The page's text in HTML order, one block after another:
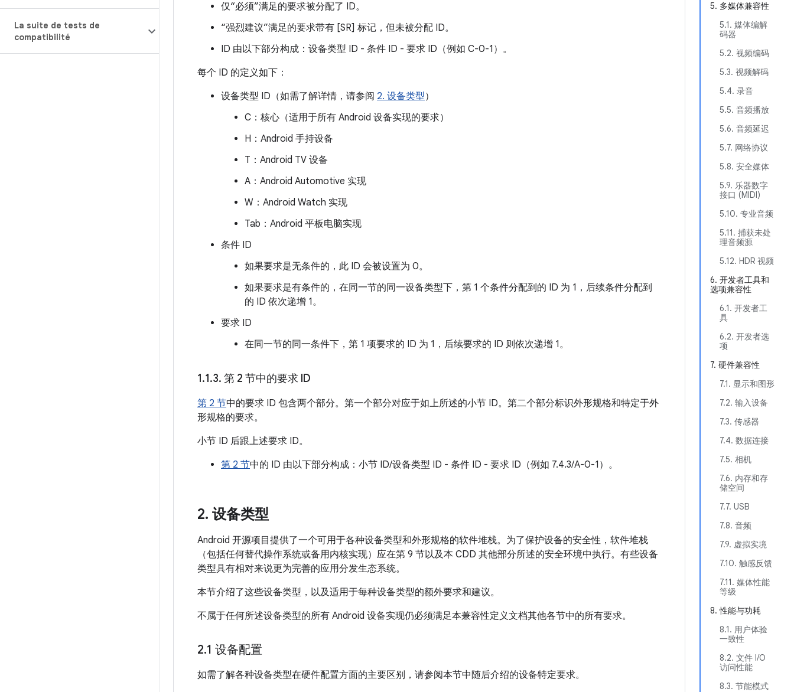
La suite de tests de
compatibilité
5. 多媒体兼容性
5.1. 媒体编解
码器
5.2. 视频编码
5.3. 视频解码
5.4. 录音
5.5. 音频播放
5.6. 音频延迟
5.7. 网络协议
5.8. 安全媒体
5.9. 乐器数字
接口 (MIDI)
5.10. 专业音频
5.11. 捕获未处
理音频源
5.12. HDR 视频
6. 开发者工具和
选项兼容性
6.1. 开发者工
具
6.2. 开发者选
项
7. 硬件兼容性
7.1. 显示和图形
7.2. 输入设备
7.3. 传感器
7.4. 数据连接
7.5. 相机
7.6. 内存和存
储空间
7.7. USB
7.8. 音频
7.9. 虚拟实境
7.10. 触感反馈
7.11. 媒体性能
等级
8. 性能与功耗
8.1. 用户体验
一致性
8.2. 文件 I/O
访问性能
8.3. 节能模式
仅“必须”满足的要求被分配了 ID。
“强烈建议”满足的要求带有 [SR] 标记，但未被分配 ID。
ID 由以下部分构成：设备类型 ID - 条件 ID - 要求 ID（例如 C-0-1）。
每个 ID 的定义如下：
设备类型 ID（如需了解详情，请参阅 2. 设备类型）
C：核心（适用于所有 Android 设备实现的要求）
H：Android 手持设备
T：Android TV 设备
A：Android Automotive 实现
W：Android Watch 实现
Tab：Android 平板电脑实现
条件 ID
如果要求是无条件的，此 ID 会被设置为 0。
如果要求是有条件的，在同一节的同一设备类型下，第 1 个条件分配到的 ID 为 1，后续条件分配到
的 ID 依次递增 1。
要求 ID
在同一节的同一条件下，第 1 项要求的 ID 为 1，后续要求的 ID 则依次递增 1。
1.1.3. 第 2 节中的要求 ID
第 2 节中的要求 ID 包含两个部分。第一个部分对应于如上所述的小节 ID。第二个部分标识外形规格和特定于外
形规格的要求。
小节 ID 后跟上述要求 ID。
第 2 节中的 ID 由以下部分构成：小节 ID/设备类型 ID - 条件 ID - 要求 ID（例如 7.4.3/A-0-1）。
2. 设备类型
Android 开源项目提供了一个可用于各种设备类型和外形规格的软件堆栈。为了保护设备的安全性，软件堆栈
（包括任何替代操作系统或备用内核实现）应在第 9 节以及本 CDD 其他部分所述的安全环境中执行。有些设备
类型具有相对来说更为完善的应用分发生态系统。
本节介绍了这些设备类型，以及适用于每种设备类型的额外要求和建议。
不属于任何所述设备类型的所有 Android 设备实现仍必须满足本兼容性定义文档其他各节中的所有要求。
2.1 设备配置
如需了解各种设备类型在硬件配置方面的主要区别，请参阅本节中随后介绍的设备特定要求。